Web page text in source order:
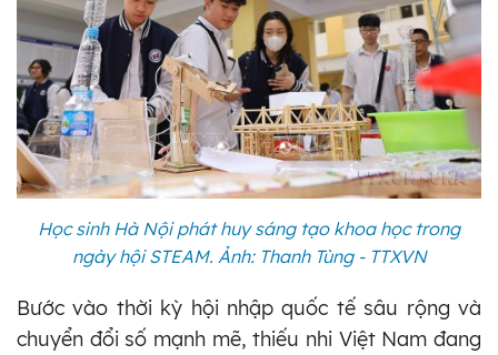
Học sinh Hà Nội phát huy sáng tạo khoa học trong
ngày hội STEAM. Ảnh: Thanh Tùng - TTXVN
Bước vào thời kỳ hội nhập quốc tế sâu rộng và
chuyển đổi số mạnh mẽ, thiếu nhi Việt Nam đang